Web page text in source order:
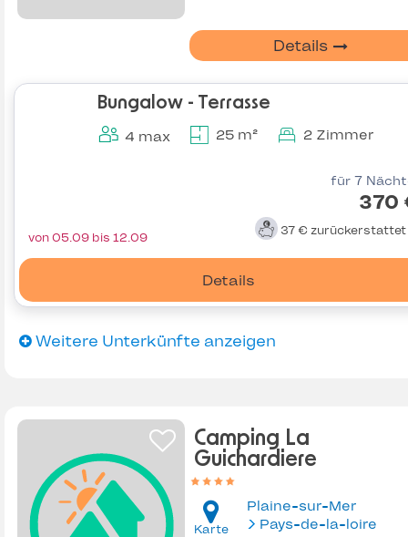
Details
Bungalow - Terrasse
4 max 25 m² 2 Zimmer
für 7
370
37 € zurückerstattet
Details
von 05.09 bis 12.09
Weitere Unterkünfte anzeigen
Camping La
Guichardiere
Karte
Plaine-sur-Mer
Pays-de-la-loire